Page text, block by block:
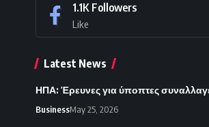
1.1K Followers
Like
Latest News
ΗΠΑ: Έρευνες για ύποπτες
BusinessMay 25, 2026